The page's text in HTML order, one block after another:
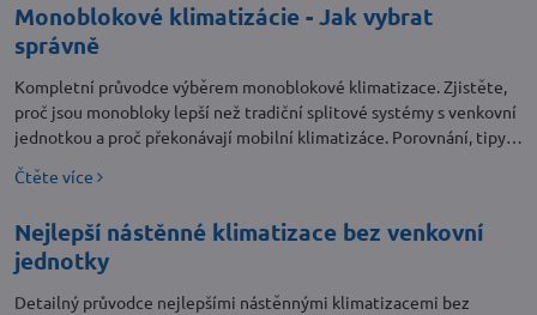
Monoblokové klimatizácie - Jak vybrat
správně
Kompletní průvodce výběrem monoblokové klimatizace. Zjistěte,
proč jsou monobloky lepší než tradiční splitové systémy s venkovní
jednotkou a proč překonávají mobilní klimatizáce. Porovnání, tipy a
doporučené modely.
Čtěte více
Nejlepší nástěnné klimatizace bez venkovní
jednotky
Detailný průvodce nejlepšími nástěnnými klimatizacemi bez